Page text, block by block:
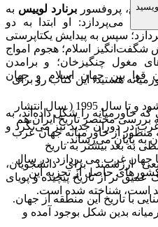
جامع، پروفسور برنارد لوییس به
می‌پردازد: او ابتدا به دو
سپس به پیدایش یکتاپرستی
اسلام؛ هجوم امواج
مغول چنگیزخان؛ و برامدن
قوا بین جهان اسلام و جهان
خاورمیانه را شکل داده‌اند، به
در دوران جدید نیز می‌نگرد و
به پایان می‌رساند.
ارزشمند برای دانشجویان،
تر از تاریخ پیچیده و پویای
است، شناخته شده است.
هستید، این کتاب رو برای
کتاب از قبل از اسلام شروع می شود و تا سال 1995 ( سال انتشار
بررسی مختصر تاریخ ایران هم
منظور از خاورمیانه جهان عرب
به بعد بیشتر به تاریخ
جهان غرب می پردازد. در سال
حاصل از تجزیه این
با تاریخ این منطقه از جهان.
بدین شکل بوجود آمده و